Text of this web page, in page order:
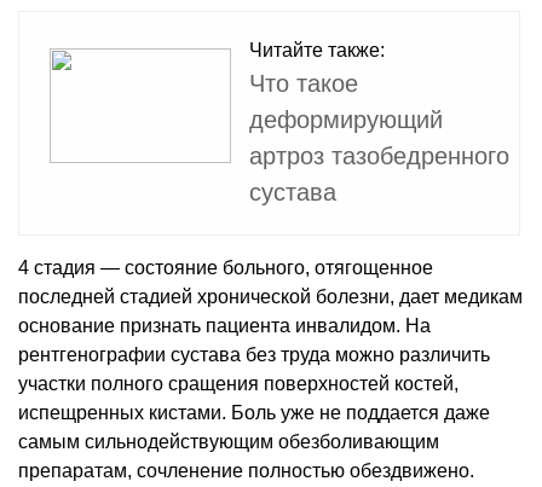
Читайте также:
Что такое
деформирующий
артроз тазобедренного
сустава
4 стадия — состояние больного, отягощенное
последней стадией хронической болезни, дает медикам
основание признать пациента инвалидом. На
рентгенографии сустава без труда можно различить
участки полного сращения поверхностей костей,
испещренных кистами. Боль уже не поддается даже
самым сильнодействующим обезболивающим
препаратам, сочленение полностью обездвижено.